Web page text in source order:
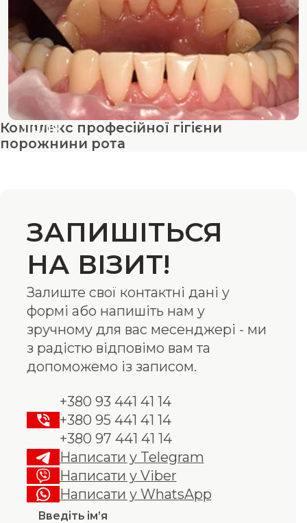
ПІСЛЯ
Комплекс професійної гігієни
порожнини рота
ЗАПИШІТЬСЯ
НА ВІЗИТ!
Залиште свої контактні дані у
формі або напишіть нам у
зручному для вас месенджері - ми
з радістю відповімо вам та
допоможемо із записом.
+380 93 441 41 14
+380 95 441 41 14
+380 97 441 41 14
Написати у Telegram
Написати у Viber
Написати у WhatsApp
Введіть ім’я